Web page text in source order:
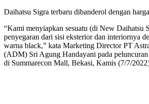
Daihatsu Sigra terbaru dibanderol dengan
“Kami menyiapkan sesuatu (di New Daihatsu
penyegaran dari sisi eksterior dan interiornya
warna black,” kata Marketing Director PT
(ADM) Sri Agung Handayani pada
di Summarecon Mall, Bekasi, Kamis (7/7/